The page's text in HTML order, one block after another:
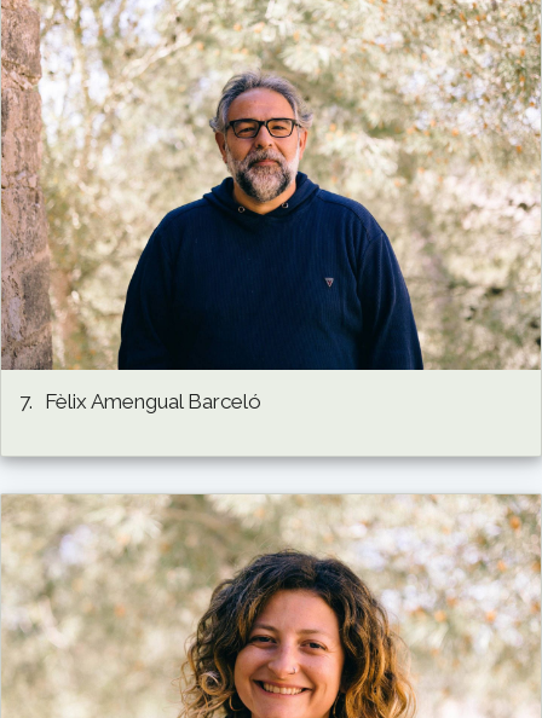
7. Fèlix Amengual Barceló